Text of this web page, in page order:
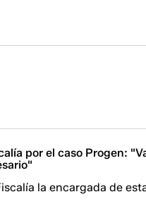
por el caso Progen:
la encargada de